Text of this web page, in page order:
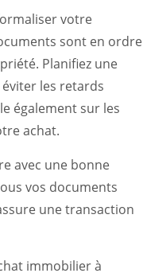
votre
sont en ordre
Planifiez une
les retards
également sur les
achat.
avec une bonne
vos documents
une transaction
immobilier à